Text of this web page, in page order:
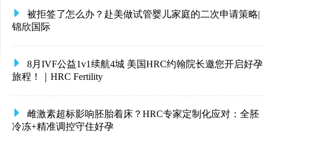
被拒签了怎么办？赴美做试管婴儿家庭的二次申请策略|
锦欣国际
8月IVF公益1v1续航4城 美国HRC约翰院长邀您开启好孕
旅程！｜HRC Fertility
雌激素超标影响胚胎着床？HRC专家定制化应对：全胚
冷冻+精准调控守住好孕